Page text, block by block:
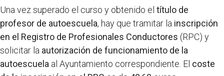
Una vez superado el curso y obtenido el título de
profesor de autoescuela, hay que tramitar la inscripción
en el Registro de Profesionales Conductores (RPC) y
solicitar la autorización de funcionamiento de la
autoescuela al Ayuntamiento correspondiente. El coste